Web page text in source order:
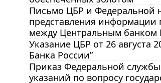
Письмо ЦБР и Федеральной
представления
между Центральным банком
Указание ЦБР от 26 августа
Банка России”
Приказ Федеральной
указаний по вопросу